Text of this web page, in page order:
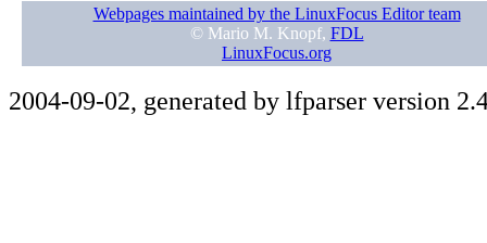
Webpages maintained by the LinuxFocus Editor team
© Mario M. Knopf, FDL
LinuxFocus.org
2004-09-02, generated by lfparser version